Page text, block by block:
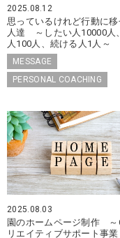
2025.08.12
思っているけれど行動に
人達 ～したい人10000人
人100人、続ける人1人～
MESSAGE
PERSONAL COACHING
2025.08.03
園のホームページ制作 ～
リエイティブサポート事業